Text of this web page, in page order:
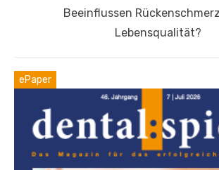
Beeinflussen
Lebensqualität?
ePaper